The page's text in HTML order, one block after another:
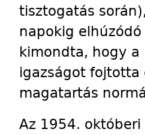
tisztogatás
napokig
kimondta, hogy
igazságot fojtotta
magatartás
Az 1954.